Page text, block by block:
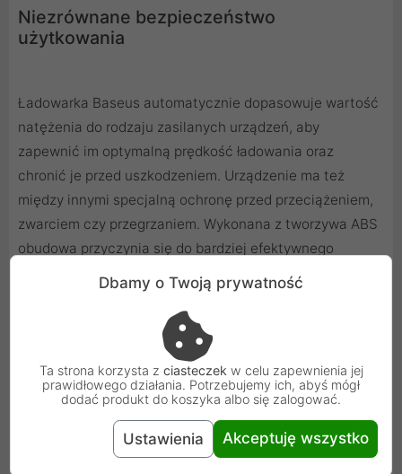
Niezrównane bezpieczeństwo
użytkowania
Ładowarka Baseus automatycznie dopasowuje wartość
natężenia do rodzaju zasilanych urządzeń, aby
zapewnić im optymalną prędkość ładowania oraz
chronić je przed uszkodzeniem. Urządzenie ma też
między innymi specjalną ochronę przed przeciążeniem,
zwarciem czy przegrzaniem. Wykonana z tworzywa ABS
obudowa przyczynia się do bardziej efektywnego
rozprowadzania ciepła, chroniąc Cię przed poparzeniem
i zapobiegając zniszczeniu ładowarki.
Dbamy o Twoją prywatność
Ta strona korzysta z ciasteczek w celu zapewnienia jej
prawidłowego działania. Potrzebujemy ich, abyś mógł
dodać produkt do koszyka albo się zalogować.
Ustawienia Akceptuję wszystko